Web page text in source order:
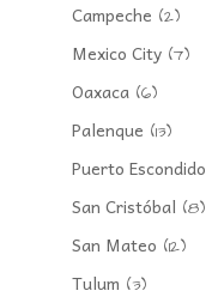
Campeche (2)
Mexico City(7)
Oaxaca(6)
Palenque (13)
Puerto Escondido
San Cristóbal (8)
San Mateo (12)
Tulum (3)